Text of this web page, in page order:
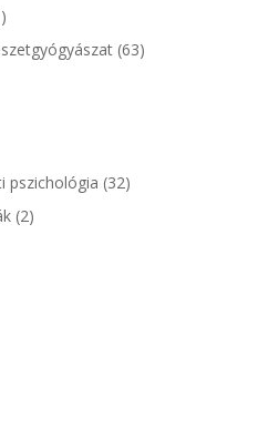
(63)
pszichológia (32)
(2)